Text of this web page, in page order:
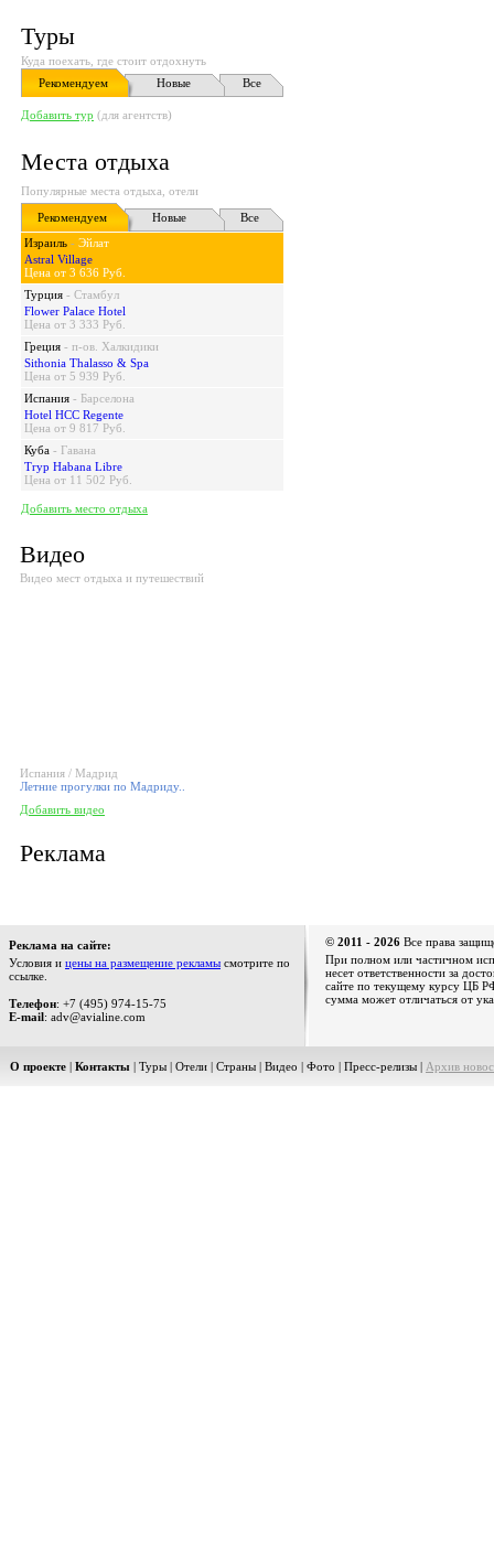
Туры
Куда поехать, где стоит отдохнуть
Рекомендуем
Новые Все
Добавить тур (для агентств)
Места отдыха
Популярные места отдыха, отели
Рекомендуем
Новые
Все
Израиль - Эйлат
Astral Village
Цена от 3 636 Руб.
Турция - Стамбул
Flower Palace Hotel
Цена от 3 333 Руб.
Греция - п-ов. Халкидики
Sithonia Thalasso & Spa
Цена от 5 939 Руб.
Испания - Барселона
Hotel HCC Regente
Цена от 9 817 Руб.
Куба - Гавана
Tryp Habana Libre
Цена от 11 502 Руб.
Добавить место отдыха
Видео
Видео мест отдыха и путешествий
Испания / Мадрид
Летние прогулки по Мадриду..
Добавить видео
Реклама
Реклама на сайте:
Условия и цены на размещение рекламы смотрите по
ссылке.
Телефон: +7 (495) 974-15-75
E-mail: adv@avialine.com
© 2011 - 2026 Все права
При полном или частичном
несет ответственности за
сайте по текущему курсу ЦБ
сумма может отличаться от
О проекте | Контакты | Туры | Отели | Страны | Видео | Фото | Пресс-релизы | Архив